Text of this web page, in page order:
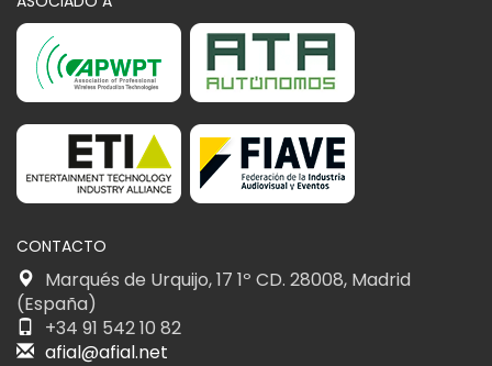
CONTACTO
Marqués de Urquijo, 17 1º CD. 28008, Madrid
(España)
+34 91 542 10 82
afial@afial.net